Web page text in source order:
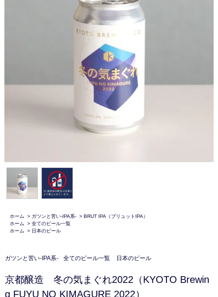
ホーム > ガツンと苦い-IPA系- > BRUT IPA（ブリュットIPA）
ホーム
> 全てのビール一覧
ホーム
> 日本のビール
ガツンと苦い-IPA系- 全てのビール一覧 日本のビール
京都醸造 冬の気まぐれ2022（KYOTO Brewin
g FUYU NO KIMAGURE 2022）